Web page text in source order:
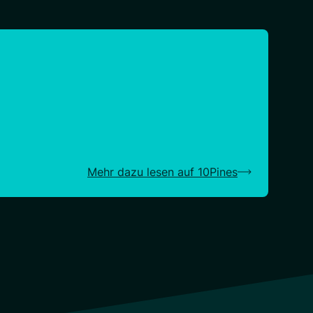
Mehr dazu lesen auf 10Pines